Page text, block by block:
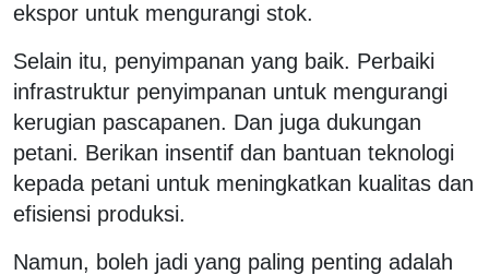
ekspor untuk mengurangi stok.
Selain itu, penyimpanan yang baik. Perbaiki
infrastruktur penyimpanan untuk mengurangi
kerugian pascapanen. Dan juga dukungan
petani. Berikan insentif dan bantuan teknologi
kepada petani untuk meningkatkan kualitas dan
efisiensi produksi.
Namun, boleh jadi yang paling penting adalah